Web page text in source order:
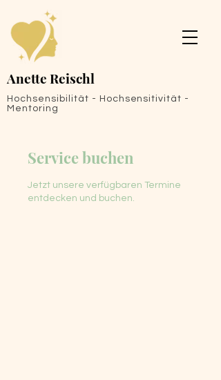
Anette Reischl
Hochsensibilität - Hochsensitivität -
Mentoring
Service buchen
Jetzt unsere verfügbaren Termine
entdecken und buchen.